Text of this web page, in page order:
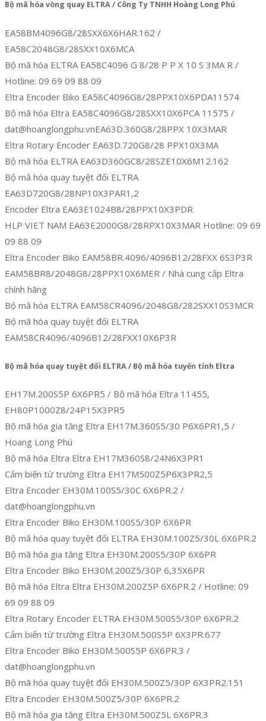
Bộ mã hóa vòng quay ELTRA / Công Ty TNHH Hoàng Long Phú
EA58BM4096G8/28SXX6X6HAR.162 /
EA58C2048G8/28SXX10X6MCA
Bộ mã hóa ELTRA EA58C4096 G 8/28 P P X 10 S 3MA R /
Hotline: 09 69 09 88 09
Eltra Encoder Biko EA58C4096G8/28PPX10X6PDA11574
Bộ mã hóa Eltra EA58C4096G8/28SXX10X6PCA 11575 /
dat@hoanglongphu.vnEA63D.360G8/28PPX 10X3MAR
Eltra Rotary Encoder EA63D.720G8/28 PPX10X3MA
Bộ mã hóa ELTRA EA63D360GC8/28SZE10X6M12.162
Bộ mã hóa quay tuyệt đối ELTRA
EA63D720G8/28NP10X3PAR1,2
Encoder Eltra EA63E1024B8/28PPX10X3PDR
HLP VIET NAM EA63E2000G8/28RPX10X3MAR Hotline: 09 69
09 88 09
Eltra Encoder Biko EAM58BR.4096/4096B12/28FXX 6S3P3R
EAM58BR8/2048G8/28PPX10X6MER / Nhà cung cấp Eltra
chính hãng
Bộ mã hóa ELTRA EAM58CR4096/2048G8/282SXX10S3MCR
Bộ mã hóa quay tuyệt đối ELTRA
EAM58CR4096/4096B12/28FXX10X6P3R
Bộ mã hóa quay tuyệt đối ELTRA / Bộ mã hóa tuyến tính Eltra
EH17M.200S5P 6X6PR5 / Bộ mã hóa Eltra 11455,
EH80P1000Z8/24P15X3PR5
Bộ mã hóa gia tăng Eltra EH17M.360S5/30 P6X6PR1,5 /
Hoang Long Phú
Bộ mã hóa Eltra Eltra EH17M360S8/24N6X3PR1
Cảm biến từ trường Eltra EH17M500Z5P6X3PR2,5
Eltra Encoder EH30M.100S5/30C 6X6PR.2 /
dat@hoanglongphu.vn
Eltra Encoder Biko EH30M.100S5/30P 6X6PR
Bộ mã hóa quay tuyệt đối ELTRA EH30M.100Z5/30L 6X6PR.2
Bộ mã hóa gia tăng Eltra EH30M.200S5/30P 6X6PR
Eltra Encoder Biko EH30M.200Z5/30P 6,35X6PR
Bộ mã hóa Eltra Eltra EH30M.200Z5P 6X6PR.2 / Hotline: 09
69 09 88 09
Eltra Rotary Encoder ELTRA EH30M.500S5/30P 6X6PR.2
Cảm biến từ trường Eltra EH30M.500S5P 6X3PR.677
Eltra Encoder Biko EH30M.500S5P 6X6PR.3 /
dat@hoanglongphu.vn
Bộ mã hóa quay tuyệt đối EH30M.500Z5/30P 6X3PR2.151
Eltra Encoder EH30M.500Z5/30P 6X6PR.2
Bộ mã hóa gia tăng Eltra EH30M.500Z5L 6X6PR.3